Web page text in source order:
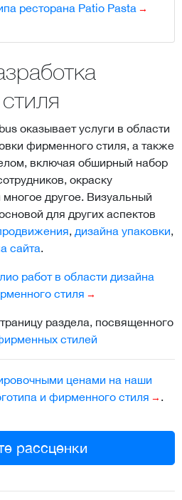
ресторана Patio Pasta
оказывает услуги в области
фирменного стиля, а также
включая обширный набор
окраску
другое. Визуальный
для других аспектов
, дизайна упаковки,
сайта.
работ в области дизайна
стиля
раздела, посвященного
стилей
ценами на наши
и фирменного стиля
.
рассценки